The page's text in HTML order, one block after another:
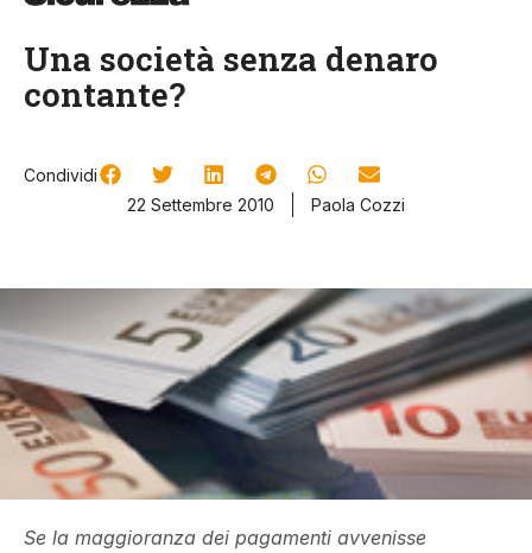
Una società senza denaro
contante?
Condividi
22 Settembre 2010
Paola Cozzi
Se la maggioranza dei pagamenti avvenisse